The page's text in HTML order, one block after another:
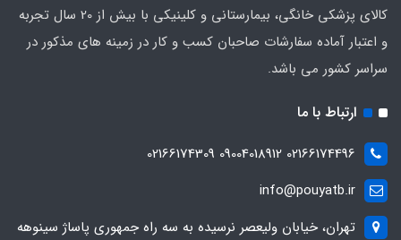
کالای پزشکی خانگی، بیمارستانی و کلینیکی با بیش از 20 سال تجربه
و اعتبار آماده سفارشات صاحبان کسب و کار در زمینه های مذکور در
سراسر کشور می باشد.
ارتباط با ما
02166174496 09004018912 02166174309
info@pouyatb.ir
تهران، خیابان ولیعصر نرسیده به سه راه جمهوری پاساژ سینوهه